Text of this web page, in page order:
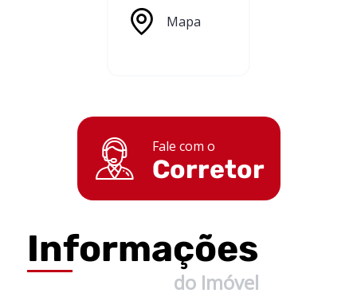
Mapa
Fale com o
Corretor
Informações
do Imóvel